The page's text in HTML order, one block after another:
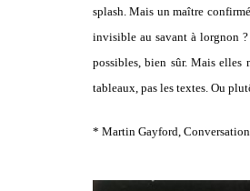
splash. Mais un maître
invisible au savant à lorgnon
possibles, bien sûr. Mais elles
tableaux, pas les textes. Ou
* Martin Gayford,